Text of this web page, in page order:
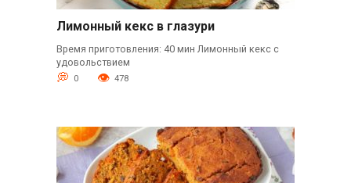
Лимонный кекс в глазури
Время приготовления: 40 мин Лимонный кекс с
удовольствием
0 478